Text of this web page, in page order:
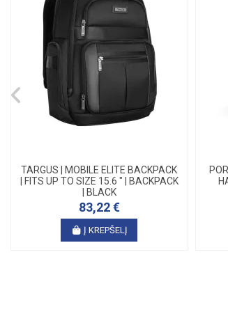
TARGUS | MOBILE ELITE BACKPACK
| FITS UP TO SIZE 15.6 " | BACKPACK
| BLACK
83,22 €
Į KREPŠELĮ